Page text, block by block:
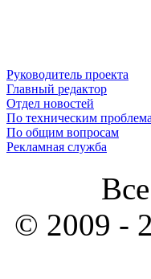
Руководитель проекта
Главный редактор
Отдел новостей
По техническим
По общим вопросам
Рекламная служба
© 2009 -